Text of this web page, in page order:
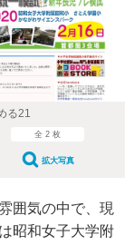
る21
全 2 枚
拡大写真
囲気の中で、現
昭和女子大学附